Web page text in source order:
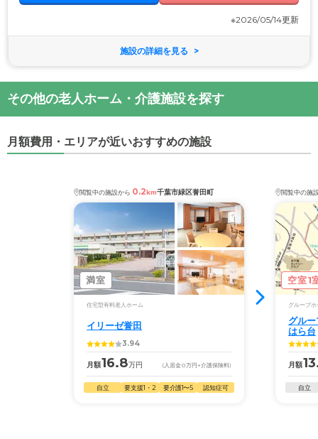
※2026/05/14更新
施設の詳細を見る
その他の老人ホーム・介護施設を探す
月額費用・エリアが近いおすすめの施設
閲覧中の施設から 0.2km千葉市緑区誉田町
満室
住宅型有料老人ホーム
イリーゼ誉田
3.94
月額16.8万円 (入居金0万円 +介護保険料)
自立 要支援1・2 要介護1〜5 認知症可
閲覧中の施
空室1
グループホ
グル
はら台
月額
自立